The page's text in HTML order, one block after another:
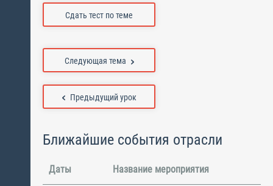
Сдать тест по теме
Предыдущий урок
Следующая тема
Ближайшие события отрасли
Даты Название мероприятия